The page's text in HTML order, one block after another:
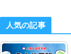
人気の記事